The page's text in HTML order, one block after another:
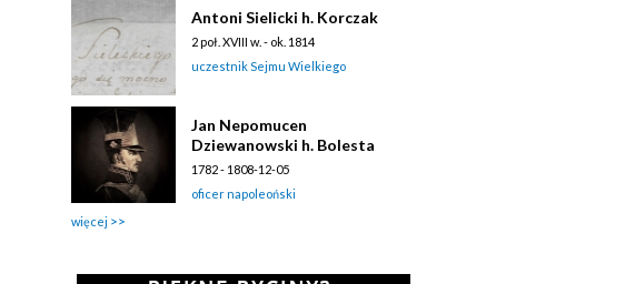
Antoni Sielicki h. Korczak
2 poł. XVIII w. - ok. 1814
uczestnik Sejmu Wielkiego
Jan Nepomucen
Dziewanowski h. Bolesta
1782 - 1808-12-05
oficer napoleoński
więcej